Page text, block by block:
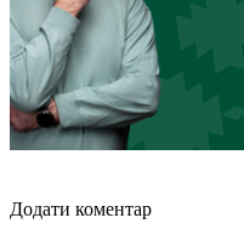
Додати коментар